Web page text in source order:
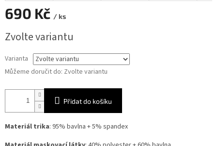
690 Kč / ks
cena:
Zvolte variantu
Varianta
Můžeme doručit do: Zvolte variantu
Přidat do košíku
Materiál trika: 95% bavlna + 5% spandex